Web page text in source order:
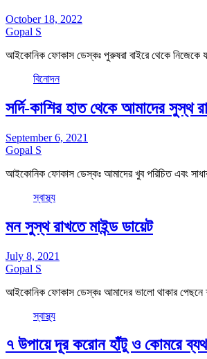
October 18, 2022
Gopal S
আইকোনিক ফোকাস ডেস্কঃ পুরুষরা বাইরে থেকে
বিনোদন
সর্দি-কাশির হাত থেকে আমাদের সুস্থ
September 6, 2021
Gopal S
আইকোনিক ফোকাস ডেস্কঃ আমাদের খুব পরিচিত এবং
স্বাস্থ্য
মন সুস্থ রাখতে মাইন্ড ডায়েট
July 8, 2021
Gopal S
আইকোনিক ফোকাস ডেস্কঃ আমাদের ভালো থাকার
স্বাস্থ্য
৭ উপায়ে দূর করোন হাঁটু ও কোমরে